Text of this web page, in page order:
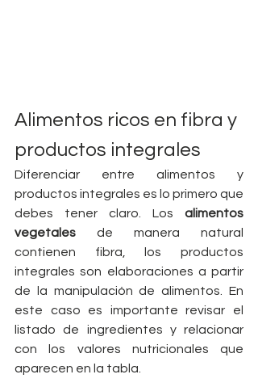
Alimentos ricos en fibra y
productos integrales
Diferenciar entre alimentos y
productos integrales es lo primero que
debes tener claro. Los alimentos
vegetales de manera natural
contienen fibra, los productos
integrales son elaboraciones a partir
de la manipulación de alimentos. En
este caso es importante revisar el
listado de ingredientes y relacionar
con los valores nutricionales que
aparecen en la tabla.